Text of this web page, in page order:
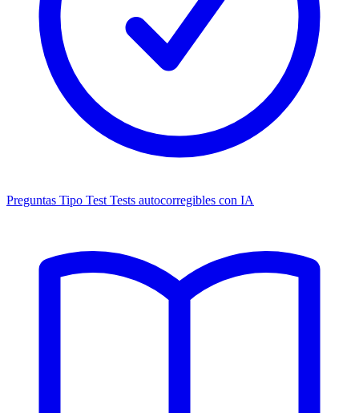
Preguntas Tipo Test Tests autocorregibles con IA